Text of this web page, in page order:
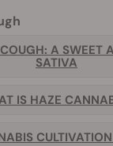
A SWEET
SATIVA
IS HAZE